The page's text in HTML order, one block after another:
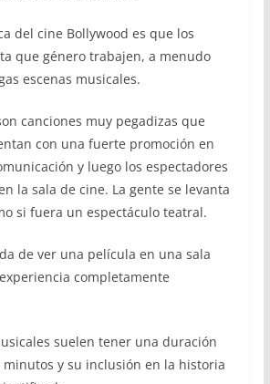
del cine Bollywood es que los
que género trabajen, a menudo
escenas musicales.
canciones muy pegadizas que
con una fuerte promoción en
y luego los espectadores
la sala de cine. La gente se levanta
si fuera un espectáculo teatral.
de ver una película en una sala
completamente
suelen tener una duración
minutos y su inclusión en la historia